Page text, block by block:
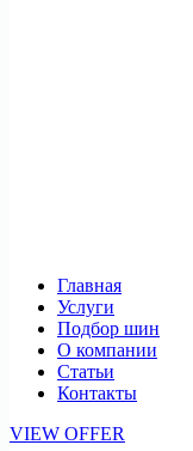
Главная
Услуги
Подбор шин
О компании
Статьи
Контакты
VIEW OFFER